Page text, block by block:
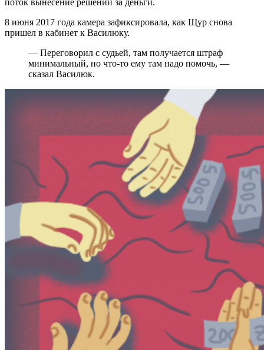
поток вынесение решений за деньги.
8 июня 2017 года камера зафиксировала, как Щур снова
пришел в кабинет к Василюку.
— Переговорил с судьей, там получается штраф
минимальный, но что-то ему там надо помочь, —
сказал Василюк.